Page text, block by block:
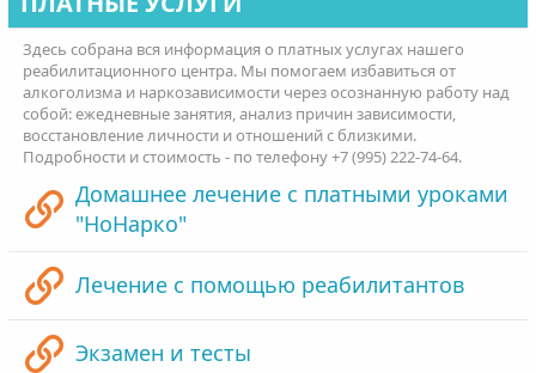
Здесь собрана вся информация о платных услугах нашего
реабилитационного центра. Мы помогаем избавиться от
алкоголизма и наркозависимости через осознанную работу над
собой: ежедневные занятия, анализ причин зависимости,
восстановление личности и отношений с близкими.
Подробности и стоимость - по телефону +7 (995) 222-74-64.
Домашнее лечение с платными уроками
"НоНарко"
Лечение с помощью реабилитантов
Экзамен и тесты